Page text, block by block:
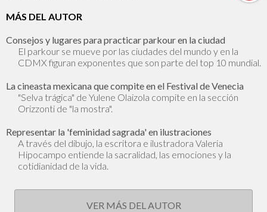
MÁS DEL AUTOR
Consejos y lugares para practicar parkour en la ciudad
El parkour se mueve por las ciudades del mundo y en la
CDMX figuran exponentes que son parte del top 10 mundial.
La cineasta mexicana que compite en el Festival de Venecia
"Selva trágica" de Yulene Olaizola compite en la sección
Orizzonti de "la mostra".
Representar la 'feminidad sagrada' en ilustraciones
A través del dibujo, la escritora e ilustradora Valeria
Hipocampo entiende la sacralidad, las emociones y la
cotidianidad de la vida.
VER MÁS DEL AUTOR